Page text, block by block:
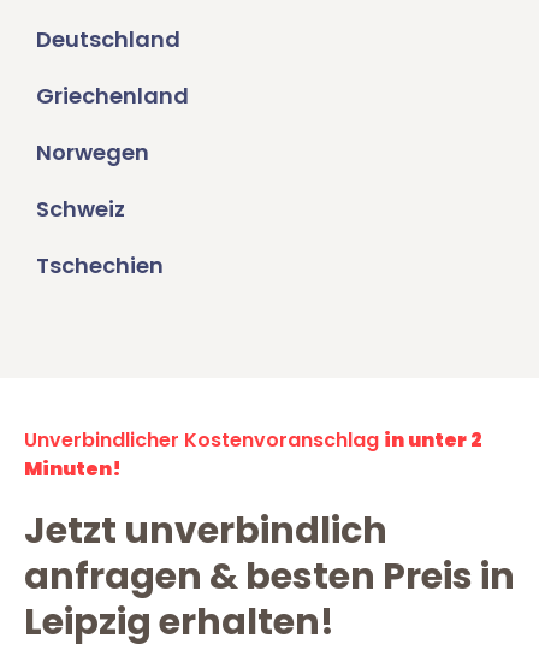
Deutschland
Griechenland
Norwegen
Schweiz
Tschechien
Unverbindlicher Kostenvoranschlag in unter 2
Minuten!
Jetzt unverbindlich
anfragen & besten Preis in
Leipzig erhalten!